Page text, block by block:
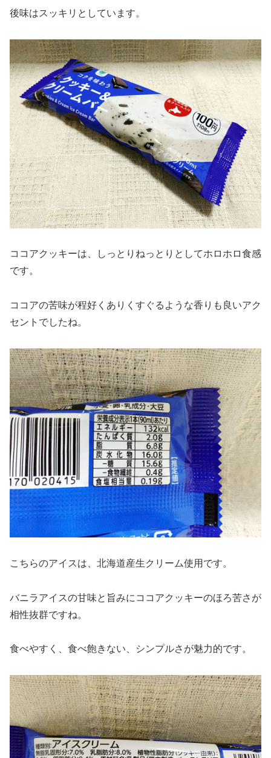
後味はスッキリとしています。
ココアクッキーは、しっとりねっとりとしてホロホロ食感
です。
ココアの苦味が程好くありくすぐるような香りも良いアク
セントでしたね。
こちらのアイスは、北海道産生クリーム使用です。
バニラアイスの甘味と旨みにココアクッキーのほろ苦さが
相性抜群ですね。
食べやすく、食べ飽きない、シンプルさが魅力的です。